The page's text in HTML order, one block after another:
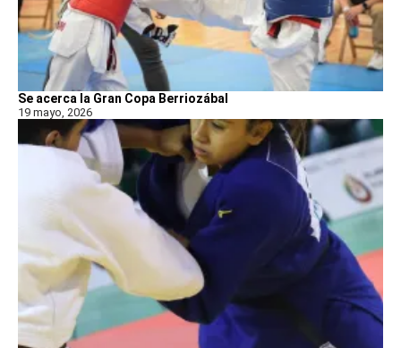
Se acerca la Gran Copa Berriozábal
19 mayo, 2026